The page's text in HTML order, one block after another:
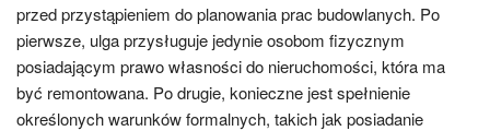
przed przystąpieniem do planowania prac budowlanych. Po
pierwsze, ulga przysługuje jedynie osobom fizycznym
posiadającym prawo własności do nieruchomości, która ma
być remontowana. Po drugie, konieczne jest spełnienie
określonych warunków formalnych, takich jak posiadanie